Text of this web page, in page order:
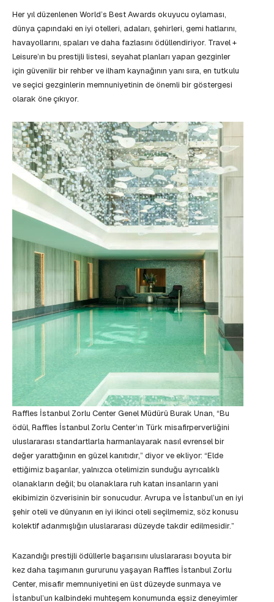
Her yıl düzenlenen World’s Best Awards okuyucu oylaması,
dünya çapındaki en iyi otelleri, adaları, şehirleri, gemi hatlarını,
havayollarını, spaları ve daha fazlasını ödüllendiriyor. Travel +
Leisure’ın bu prestijli listesi, seyahat planları yapan gezginler
için güvenilir bir rehber ve ilham kaynağının yanı sıra, en tutkulu
ve seçici gezginlerin memnuniyetinin de önemli bir göstergesi
olarak öne çıkıyor.
Raffles İstanbul Zorlu Center Genel Müdürü Burak Unan, “Bu
ödül, Raffles İstanbul Zorlu Center’ın Türk misafirperverliğini
uluslararası standartlarla harmanlayarak nasıl evrensel bir
değer yarattığının en güzel kanıtıdır,” diyor ve ekliyor: “Elde
ettiğimiz başarılar, yalnızca otelimizin sunduğu ayrıcalıklı
olanakların değil; bu olanaklara ruh katan insanların yani
ekibimizin özverisinin bir sonucudur. Avrupa ve İstanbul’un en iyi
şehir oteli ve dünyanın en iyi ikinci oteli seçilmemiz, söz konusu
kolektif adanmışlığın uluslararası düzeyde takdir edilmesidir.”
Kazandığı prestijli ödüllerle başarısını uluslararası boyuta bir
kez daha taşımanın gururunu yaşayan Raffles İstanbul Zorlu
Center, misafir memnuniyetini en üst düzeyde sunmaya ve
İstanbul’un kalbindeki muhteşem konumunda eşsiz deneyimler